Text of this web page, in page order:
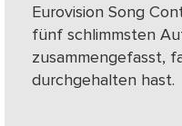
Eurovision Song
fünf schlimmsten
zusammengefasst,
durchgehalten hast.